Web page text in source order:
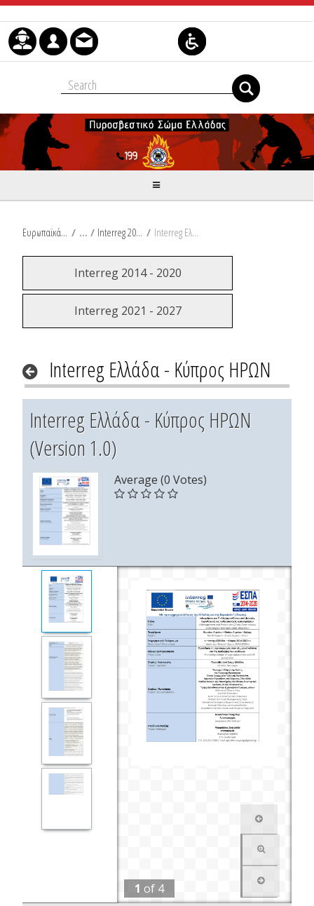
Skip to Content
Ευρωπαϊκά & Αναπτυξιακά Προγράμματα / Interreg 2014 - 2020 / Interreg Ελλάδα - Κύπρος ΗΡΩΝ
Interreg 2014 - 2020
Interreg 2021 - 2027
Interreg Ελλάδα - Κύπρος ΗΡΩΝ
Interreg Ελλάδα - Κύπρος ΗΡΩΝ
(Version 1.0)
Average (0 Votes)
1 of 4